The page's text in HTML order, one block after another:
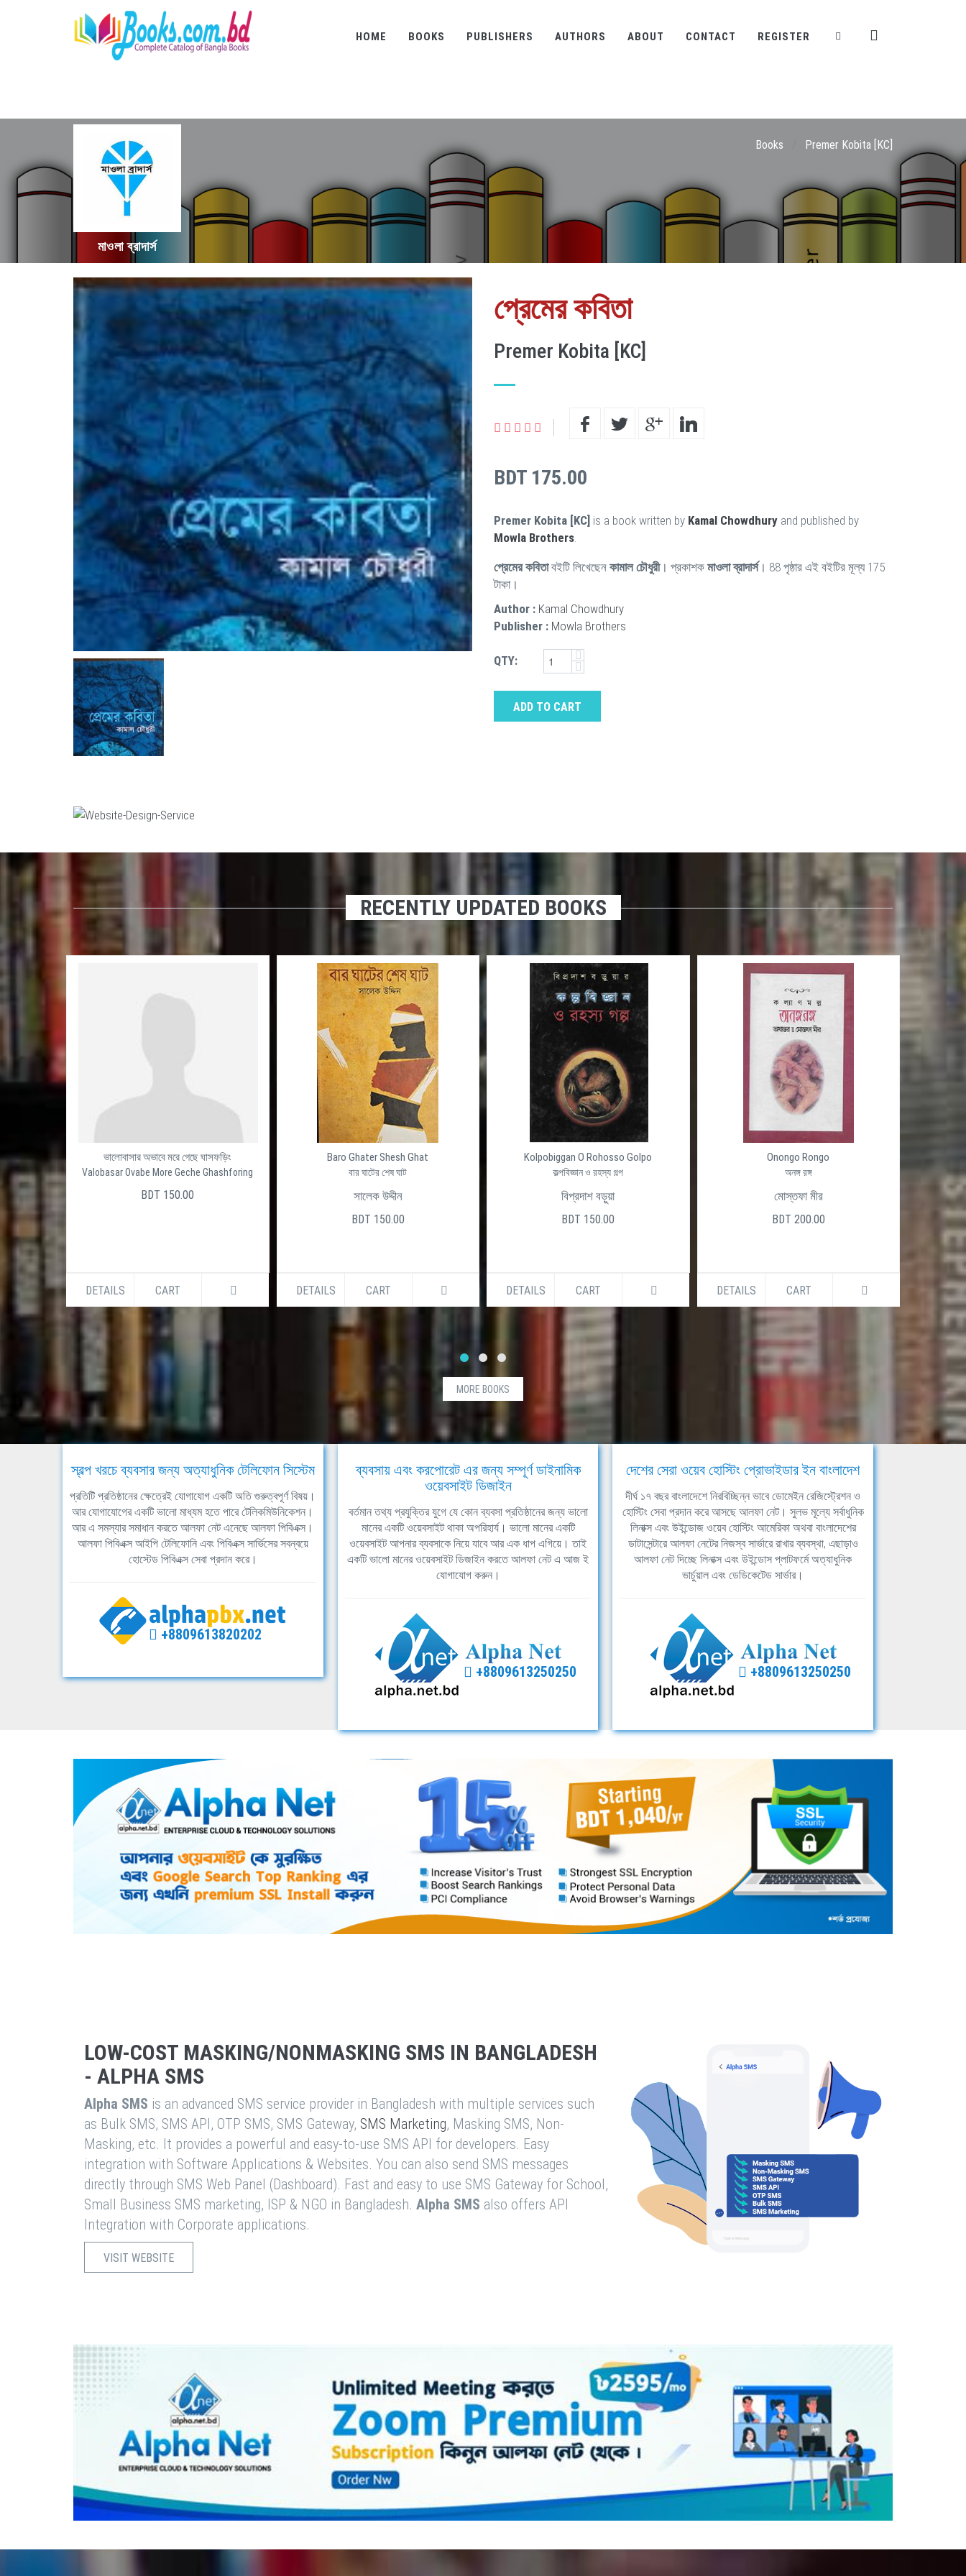
HOME BOOKS PUBLISHERS AUTHORS ABOUT CONTACT REGISTER
মাওলা ব্রাদার্স
Books Premer Kobita [KC]
প্রেমের কবিতা
Premer Kobita [KC]
BDT 175.00
Premer Kobita [KC] is a book written by Kamal Chowdhury and published by
Mowla Brothers.
প্রেমের কবিতাবইটি লিখেছেন কামাল চৌধুরী। প্রকাশক মাওলা ব্রাদার্স। 88 পৃষ্ঠার এই বইটির মূল্য 175
টাকা।
Author : Kamal Chowdhury
Publisher : Mowla Brothers
QTY:
ADD TO CART
RECENTLY UPDATED BOOKS
ভালোবাসার অভাবে মরে গেছে ঘাসফড়িং
Valobasar Ovabe More Geche Ghashforing
BDT 150.00
DETAILS CART
Baro Ghater Shesh Ghat
বার ঘাটের শেষ ঘাট
সালেক উদ্দীন
BDT 150.00
DETAILS CART
Kolpobiggan O Rohosso Golpo
কল্পবিজ্ঞান ও রহস্য গল্প
বিপ্রদাশ বড়ুয়া
BDT 150.00
DETAILS CART
Onongo Rongo
অনঙ্গ রঙ্গ
মোস্তফা মীর
BDT 200.00
DETAILS CART DETAILS
MORE BOOKS
স্বল্প খরচে ব্যবসার জন্য অত্যাধুনিক টেলিফোন সিস্টেম
প্রতিটি প্রতিষ্ঠানের ক্ষেত্রেই যোগাযোগ একটি অতি গুরুত্বপূর্ণ বিষয়।
আর যোগাযোগের একটি ভালো মাধ্যম হতে পারে টেলিকমিউনিকেশন।
আর এ সমস্যার সমাধান করতে আলফা নেট এনেছে আলফা পিবিএক্স।
আলফা পিবিএক্স আইপি টেলিফোনি এবং পিবিএক্স সার্ভিসের সবন্বয়ে
হোস্টেড পিবিএক্স সেবা প্রদান করে।
+8809613820202
ব্যবসায় এবং করপোরেট এর জন্য সম্পূর্ণ ডাইনামিক
ওয়েবসাইট ডিজাইন
বর্তমান তথ্য প্রযুক্তির যুগে যে কোন ব্যবসা প্রতিষ্ঠানের জন্য ভালো
মানের একটি ওয়েবসাইট থাকা অপরিহার্য। ভালো মানের একটি
ওয়েবসাইট আপনার ব্যবসাকে নিয়ে যাবে আর এক ধাপ এগিয়ে। তাই
একটি ভালো মানের ওয়েবসাইট ডিজাইন করতে আলফা নেট এ আজ ই
যোগাযোগ করুন।
+8809613250250
দেশের সেরা ওয়েব হোস্টিং প্রোভাইডার ইন বাংলাদেশ
দীর্ঘ ১৭ বছর বাংলাদেশে নিরবিচ্ছিন্ন ভাবে ডোমেইন রেজিস্ট্রেশন ও
হোস্টিং সেবা প্রদান করে আসছে আলফা নেট। সুলভ মূল্যে সর্বাধুনিক
লিনাক্স এবং উইন্ডোজ ওয়েব হোস্টিং আমেরিকা অথবা বাংলাদেশের
ডাটাসেন্টারে আলফা নেটের নিজস্ব সার্ভারে রাখার ব্যবস্থা, এছাড়াও
আলফা নেট দিচ্ছে লিনাক্স এবং উইন্ডোস প্লাটফর্মে অত্যাধুনিক
ভার্চুয়াল এবং ডেডিকেটেড সার্ভার।
+8809613250250
LOW-COST MASKING/NONMASKING SMS IN BANGLADESH
- ALPHA SMS
Alpha SMS is an advanced SMS service provider in Bangladesh with multiple services such
as Bulk SMS, SMS API, OTP SMS, SMS Gateway, SMS Marketing, Masking SMS, Non-
Masking, etc. It provides a powerful and easy-to-use SMS API for developers. Easy
integration with Software Applications & Websites. You can also send SMS messages
directly through SMS Web Panel (Dashboard). Fast and easy to use SMS Gateway for School,
Small Business SMS marketing, ISP & NGO in Bangladesh. Alpha SMS also offers API
Integration with Corporate applications.
VISIT WEBSITE